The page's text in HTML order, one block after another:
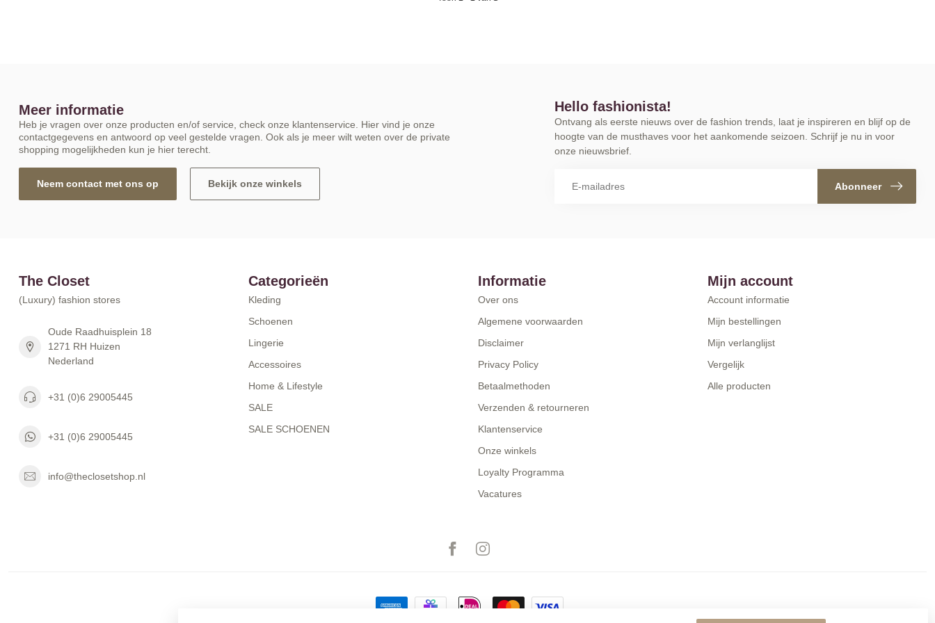
Meer informatie
Heb je vragen over onze producten en/of service, check onze klantenservice. Hier vind je onze
contactgegevens en antwoord op veel gestelde vragen. Ook als je meer wilt weten over de private
shopping mogelijkheden kun je hier terecht.
Neem contact met ons op Bekijk onze winkels
Hello fashionista!
Ontvang als eerste nieuws over de fashion trends, laat je inspireren en blijf op de
hoogte van de musthaves voor het aankomende seizoen. Schrijf je nu in voor
onze nieuwsbrief.
Abonneer
The Closet
(Luxury) fashion stores
Oude Raadhuisplein 18
1271 RH Huizen
Nederland
+31 (0)6 29005445
+31 (0)6 29005445
info@theclosetshop.nl
Categorieën
Kleding
Schoenen
Lingerie
Accessoires
Home & Lifestyle
SALE
SALE SCHOENEN
Informatie
Over ons
Algemene voorwaarden
Disclaimer
Privacy Policy
Betaalmethoden
Verzenden & retourneren
Klantenservice
Onze winkels
Loyalty Programma
Vacatures
Mijn account
Account informatie
Mijn bestellingen
Mijn verlanglijst
Vergelijk
Alle producten